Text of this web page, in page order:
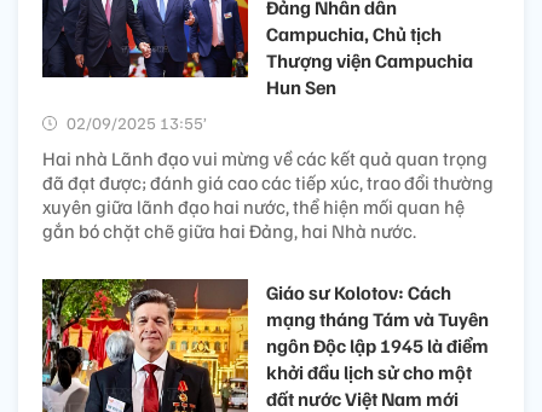
Đảng Nhân dân
Campuchia, Chủ tịch
Thượng viện Campuchia
Hun Sen
02/09/2025 13:55’
Hai nhà Lãnh đạo vui mừng về các kết quả quan trọng
đã đạt được; đánh giá cao các tiếp xúc, trao đổi thường
xuyên giữa lãnh đạo hai nước, thể hiện mối quan hệ
gắn bó chặt chẽ giữa hai Đảng, hai Nhà nước.
Giáo sư Kolotov: Cách
mạng tháng Tám và Tuyên
ngôn Độc lập 1945 là điểm
khởi đầu lịch sử cho một
đất nước Việt Nam mới